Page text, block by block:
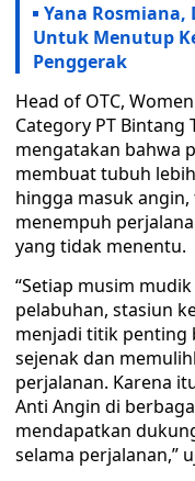
Yana Rosmiana,
Untuk Menutup
Penggerak
Head of OTC,
Category PT Bintang
mengatakan bahwa
membuat tubuh
hingga masuk
menempuh
yang tidak menentu.
“Setiap musim
pelabuhan, stasiun
menjadi titik penting
sejenak dan
perjalanan. Karena
Anti Angin di
mendapatkan
selama perjalanan,”